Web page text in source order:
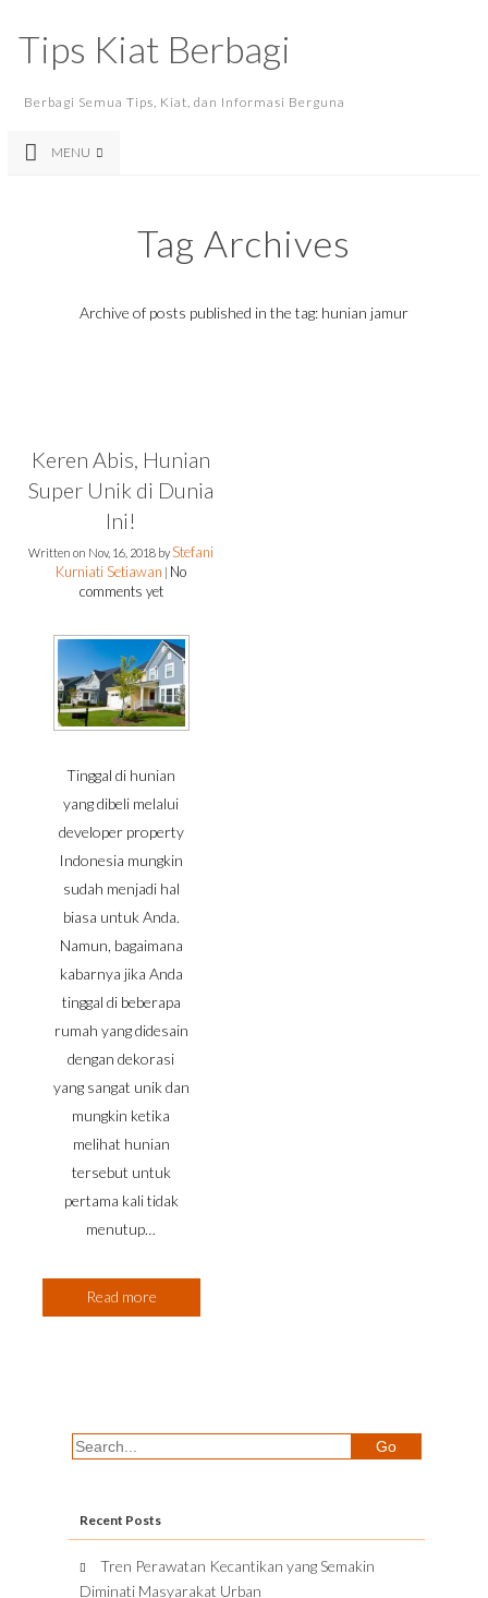
Tips Kiat Berbagi
Berbagi Semua Tips, Kiat, dan Informasi Berguna
MENU
Tag Archives
Archive of posts published in the tag: hunian jamur
Keren Abis, Hunian
Super Unik di Dunia
Ini!
Written on Nov, 16, 2018 byStefani
Kurniati Setiawan | No
comments yet
Tinggal di hunian
yang dibeli melalui
developer property
Indonesia mungkin
sudah menjadi hal
biasa untuk Anda.
Namun, bagaimana
kabarnya jika Anda
tinggal di beberapa
rumah yang didesain
dengan dekorasi
yang sangat unik dan
mungkin ketika
melihat hunian
tersebut untuk
pertama kali tidak
menutup…
Read more
Recent Posts
Tren Perawatan Kecantikan yang Semakin
Diminati Masyarakat Urban